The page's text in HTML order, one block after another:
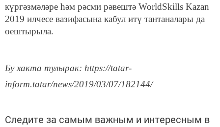
күргәзмәләре һәм рәсми рәвештә WorldSkills Kazan
2019 илчесе вазифасына кабул итү тантаналары да
оештырыла.
Бу хакта тулырак: https://tatar-
inform.tatar/news/2019/03/07/182144/
Следите за самым важным и интересным в